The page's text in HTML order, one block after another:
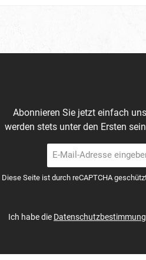
Abonnieren Sie jetzt einfach
werden stets unter den Ersten
Mail-
*
Diese Seite ist durch reCAPTCHA
Ich habe die